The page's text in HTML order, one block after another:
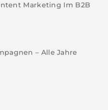
Marketing Im B2B
– Alle Jahre